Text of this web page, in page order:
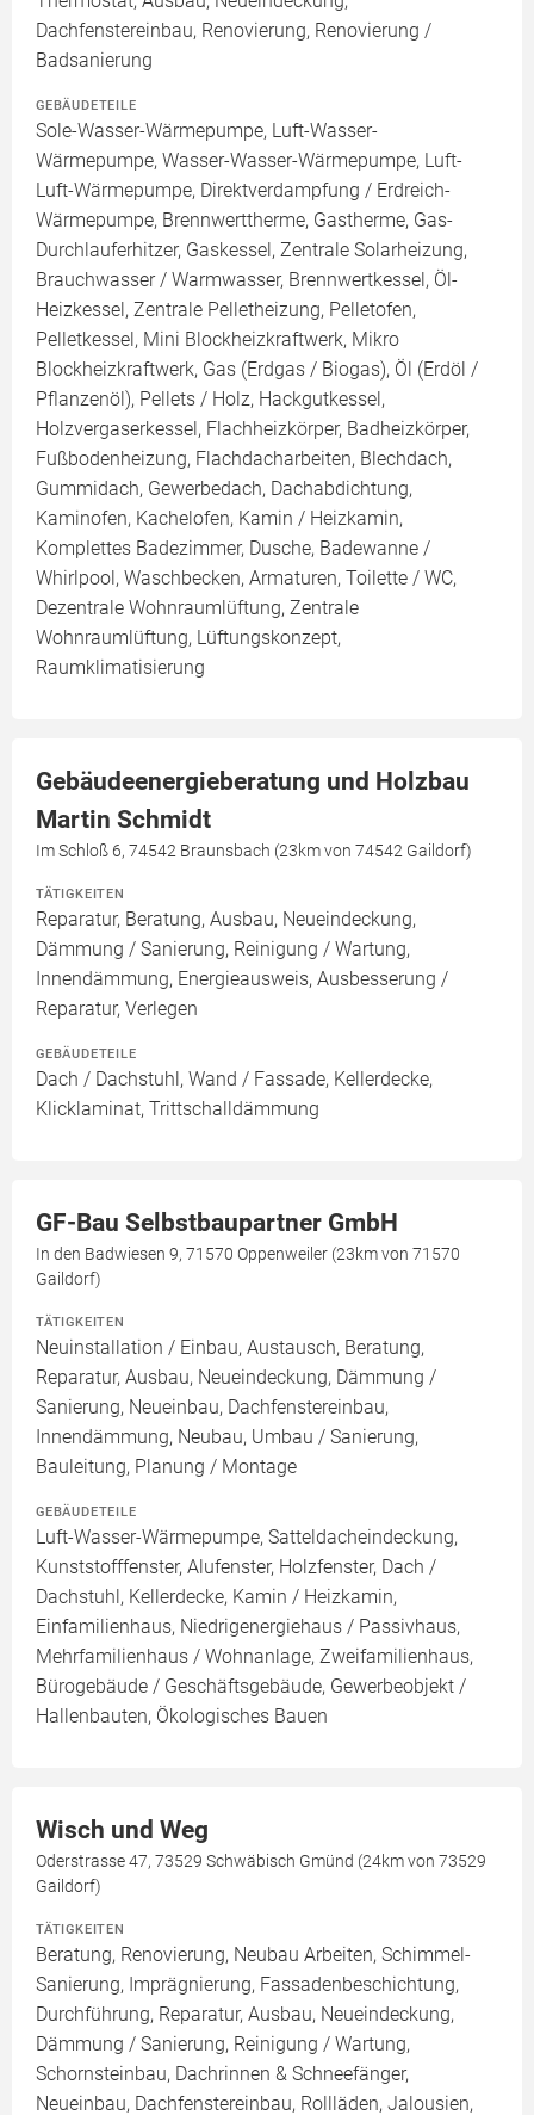
Dachfenstereinbau, Renovierung, Renovierung /
Badsanierung
GEBÄUDETEILE
Sole-Wasser-Wärmepumpe, Luft-Wasser-
Wärmepumpe, Wasser-Wasser-Wärmepumpe, Luft-
Luft-Wärmepumpe, Direktverdampfung / Erdreich-
Wärmepumpe, Brennwerttherme, Gastherme, Gas-
Durchlauferhitzer, Gaskessel, Zentrale Solarheizung,
Brauchwasser / Warmwasser, Brennwertkessel, Öl-
Heizkessel, Zentrale Pelletheizung, Pelletofen,
Pelletkessel, Mini Blockheizkraftwerk, Mikro
Blockheizkraftwerk, Gas (Erdgas / Biogas), Öl (Erdöl /
Pflanzenöl), Pellets / Holz, Hackgutkessel,
Holzvergaserkessel, Flachheizkörper, Badheizkörper,
Fußbodenheizung, Flachdacharbeiten, Blechdach,
Gummidach, Gewerbedach, Dachabdichtung,
Kaminofen, Kachelofen, Kamin / Heizkamin,
Komplettes Badezimmer, Dusche, Badewanne /
Whirlpool, Waschbecken, Armaturen, Toilette / WC,
Dezentrale Wohnraumlüftung, Zentrale
Wohnraumlüftung, Lüftungskonzept,
Raumklimatisierung
Gebäudeenergieberatung und Holzbau
Martin Schmidt
Im Schloß 6, 74542 Braunsbach (23km von 74542 Gaildorf)
TÄTIGKEITEN
Reparatur, Beratung, Ausbau, Neueindeckung,
Dämmung / Sanierung, Reinigung / Wartung,
Innendämmung, Energieausweis, Ausbesserung /
Reparatur, Verlegen
GEBÄUDETEILE
Dach / Dachstuhl, Wand / Fassade, Kellerdecke,
Klicklaminat, Trittschalldämmung
GF-Bau Selbstbaupartner GmbH
In den Badwiesen 9, 71570 Oppenweiler (23km von 71570
Gaildorf)
TÄTIGKEITEN
Neuinstallation / Einbau, Austausch, Beratung,
Reparatur, Ausbau, Neueindeckung, Dämmung /
Sanierung, Neueinbau, Dachfenstereinbau,
Innendämmung, Neubau, Umbau / Sanierung,
Bauleitung, Planung / Montage
GEBÄUDETEILE
Luft-Wasser-Wärmepumpe, Satteldacheindeckung,
Kunststofffenster, Alufenster, Holzfenster, Dach /
Dachstuhl, Kellerdecke, Kamin / Heizkamin,
Einfamilienhaus, Niedrigenergiehaus / Passivhaus,
Mehrfamilienhaus / Wohnanlage, Zweifamilienhaus,
Bürogebäude / Geschäftsgebäude, Gewerbeobjekt /
Hallenbauten, Ökologisches Bauen
Wisch und Weg
Oderstrasse 47, 73529 Schwäbisch Gmünd (24km von 73529
Gaildorf)
TÄTIGKEITEN
Beratung, Renovierung, Neubau Arbeiten, Schimmel-
Sanierung, Imprägnierung, Fassadenbeschichtung,
Durchführung, Reparatur, Ausbau, Neueindeckung,
Dämmung / Sanierung, Reinigung / Wartung,
Schornsteinbau, Dachrinnen & Schneefänger,
Neueinbau, Dachfenstereinbau, Rollläden, Jalousien,